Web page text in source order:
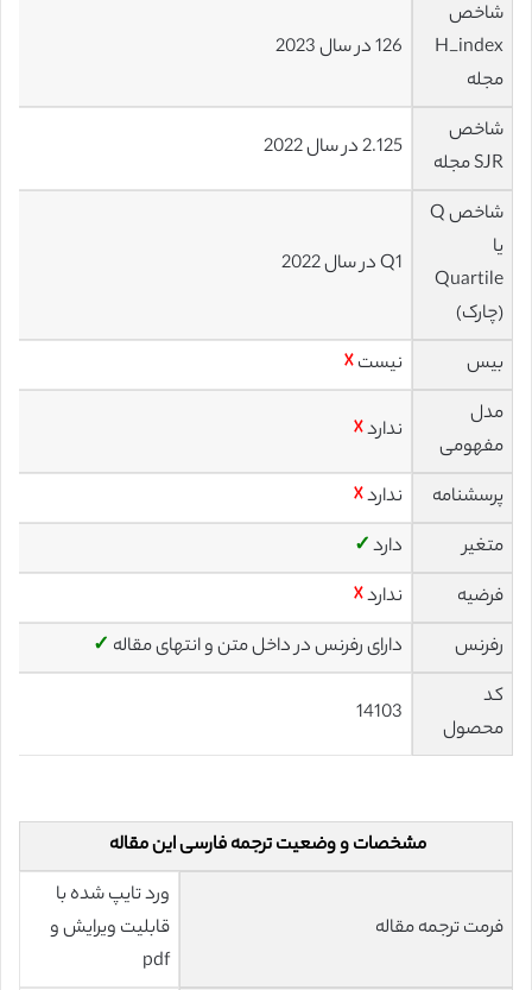
شاخص
H_index
مجله
126 در سال 2023
شاخص
SJR مجله
2.125 در سال 2022
شاخص Q
یا
Quartile
(چارک)
Q1 در سال 2022
بیس نیست☓
مدل
مفهومی
ندارد☓
پرسشنامه ندارد☓
متغیر
دارد✓
فرضیه
ندارد☓
رفرنس
دارای رفرنس در داخل متن و انتهای مقاله ✓
کد
محصول
14103
مشخصات و وضعیت ترجمه فارسی این مقاله
فرمت ترجمه مقاله
ورد تایپ شده با
قابلیت ویرایش و
pdf